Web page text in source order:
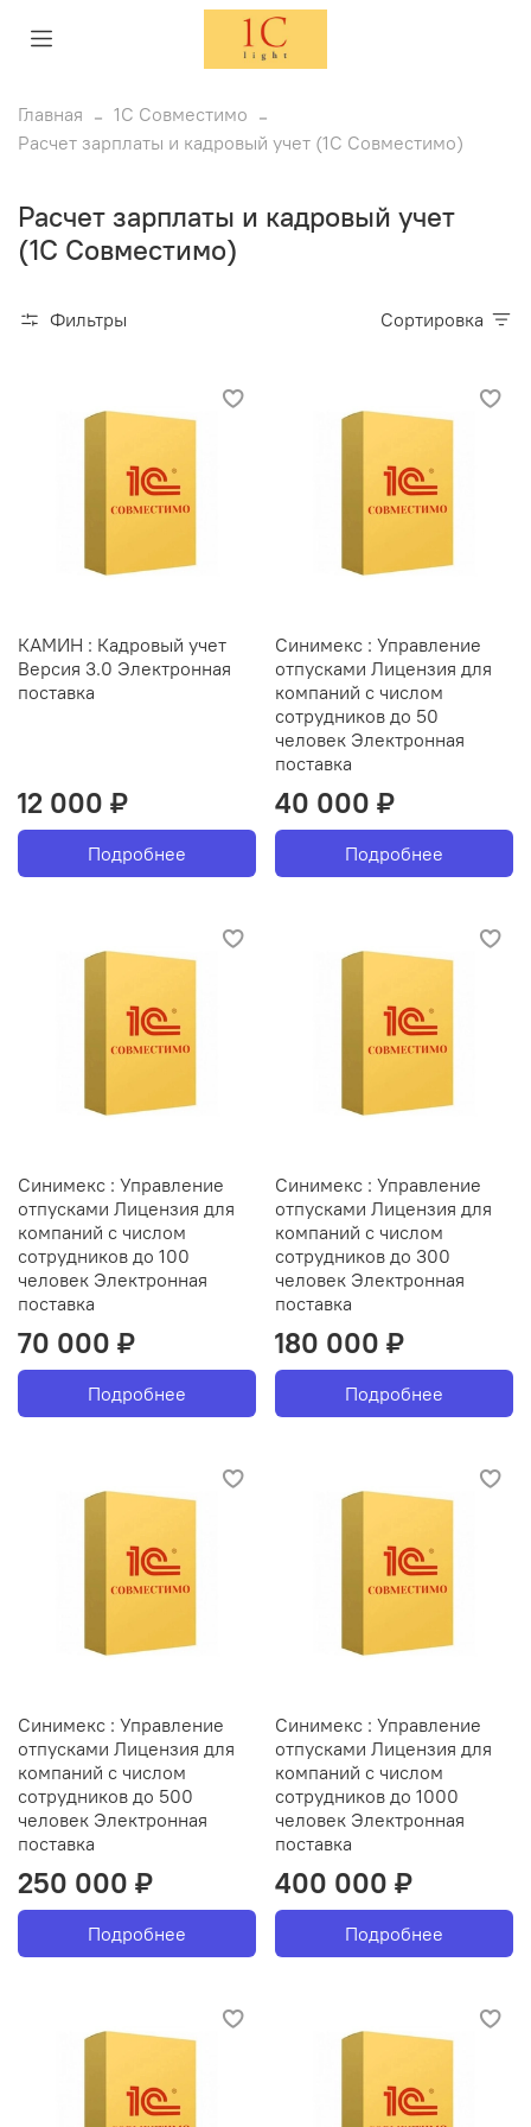
Главная
1С Совместимо
Расчет зарплаты и кадровый учет (1С Совместимо)
Расчет зарплаты и кадровый учет
(1С Совместимо)
Фильтры Сортировка
КАМИН : Кадровый учет
Версия 3.0 Электронная
поставка
12 000 ₽
Подробнее
Синимекс : Управление
отпусками Лицензия для
компаний с числом
сотрудников до 50
человек Электронная
поставка
40 000 ₽
Подробнее
Синимекс : Управление
отпусками Лицензия для
компаний с числом
сотрудников до 100
человек Электронная
поставка
70 000 ₽
Подробнее
Синимекс : Управление
отпусками Лицензия для
компаний с числом
сотрудников до 300
человек Электронная
поставка
180 000 ₽
Подробнее
Синимекс : Управление
отпусками Лицензия для
компаний с числом
сотрудников до 500
человек Электронная
поставка
250 000 ₽
Подробнее
Синимекс : Управление
отпусками Лицензия для
компаний с числом
сотрудников до 1000
человек Электронная
поставка
400 000 ₽
Подробнее